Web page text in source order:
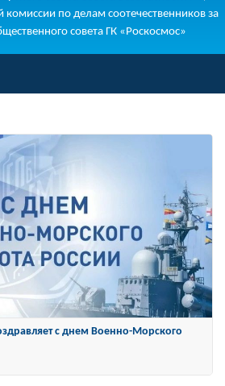
комиссии по делам соотечественников за
совета ГК «Роскосмос»
Орденом «За заслуги перед